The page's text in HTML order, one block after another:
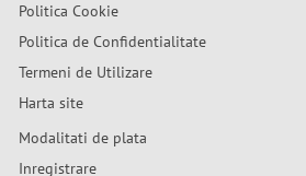
Politica Cookie
Politica de Confidentialitate
Termeni de Utilizare
Harta site
Modalitati de plata
Inregistrare